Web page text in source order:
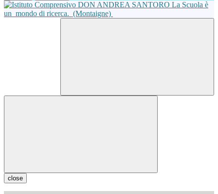
La Scuola è
un mondo di ricerca. (Montaigne)
close